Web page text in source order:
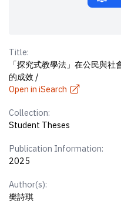
Title:
「探究式教學法」在公民與
的成效 /
Open in iSearch
Collection:
Student Theses
Publication Information:
2025
Author(s):
樊詩琪